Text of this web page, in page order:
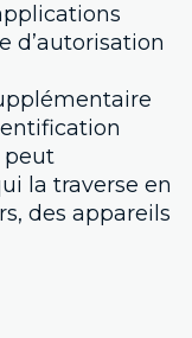
d’autorisation
peut
la traverse en
des appareils